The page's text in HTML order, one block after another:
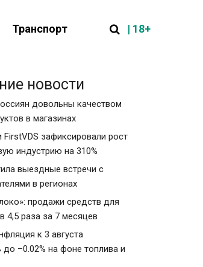
Транспорт | 18+
новости
довольны качеством
в магазинах
FirstVDS зафиксировали рост
индустрию на 310%
выездные встречи с
в регионах
продажи средств для
4,5 раза за 7 месяцев
к 3 августа
до –0.02% на фоне топлива и